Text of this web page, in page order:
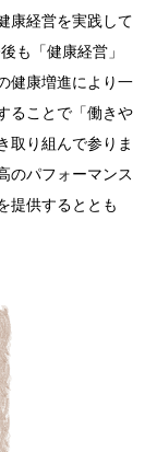
康経営を実践して
も「健康経営」
健康増進により一
ることで「働きや
取り組んで参りま
のパフォーマンス
提供するととも